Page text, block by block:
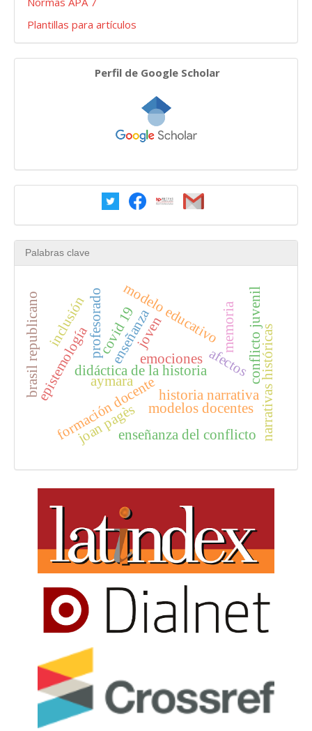
Plantillas para artículos
Perfil de Google Scholar
Palabras clave
historia narrativa
didáctica de la historia
epistemología
formación docente narrativas históricas
emociones afectos
enseñanza
profesorado modelo educativo
joven
brasil republicano inclusión
aymara
modelos docentes
covid 19 memoria
joan pagès
conflicto juvenil
enseñanza del conflicto